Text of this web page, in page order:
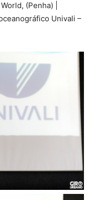
(Penha) |
Univali –